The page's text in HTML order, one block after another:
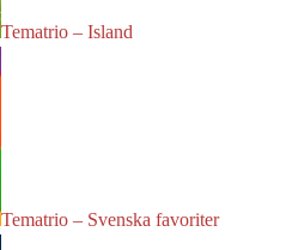
Tematrio – Island
Tematrio – Svenska favoriter